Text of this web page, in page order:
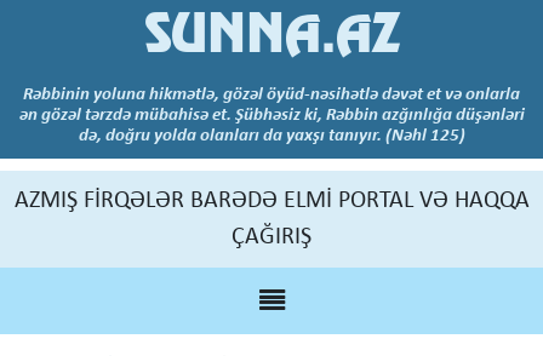
SUNNA.AZ
Rəbbinin yoluna hikmətlə, gözəl öyüd-nəsihətlə dəvət et və onlarla
ən gözəl tərzdə mübahisə et. Şübhəsiz ki, Rəbbin azğınlığa düşənləri
də, doğru yolda olanları da yaxşı tanıyır. (Nəhl 125)
AZMIŞ FİRQƏLƏR BARƏDƏ ELMİ PORTAL VƏ HAQQA
ÇAĞIRIŞ